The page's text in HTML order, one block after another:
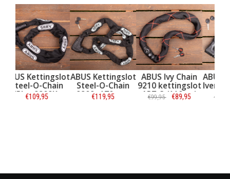
ABUS Kettingslot
Steel-O-Chain
9809 -170cm -
ART-2
€119,95
ABUS Ivy Chain
9210 kettingslot
ART-3 (110cm)
€99,95
ABUS Kettingslot
Iven Chain 140cm
ART-2
€79,95 €59,95